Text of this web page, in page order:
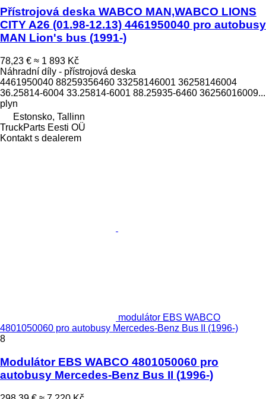
Přístrojová deska WABCO MAN,WABCO LIONS
CITY A26 (01.98-12.13) 4461950040 pro autobusy
MAN Lion's bus (1991-)
78,23 € ≈ 1 893 Kč
Náhradní díly - přístrojová deska
4461950040 88259356460 33258146001 36258146004
36.25814-6004 33.25814-6001 88.25935-6460 36256016009...
plyn
Estonsko, Tallinn
TruckParts Eesti OÜ
Kontakt s dealerem
modulátor EBS WABCO
4801050060 pro autobusy Mercedes-Benz Bus II (1996-)
8
Modulátor EBS WABCO 4801050060 pro
autobusy Mercedes-Benz Bus II (1996-)